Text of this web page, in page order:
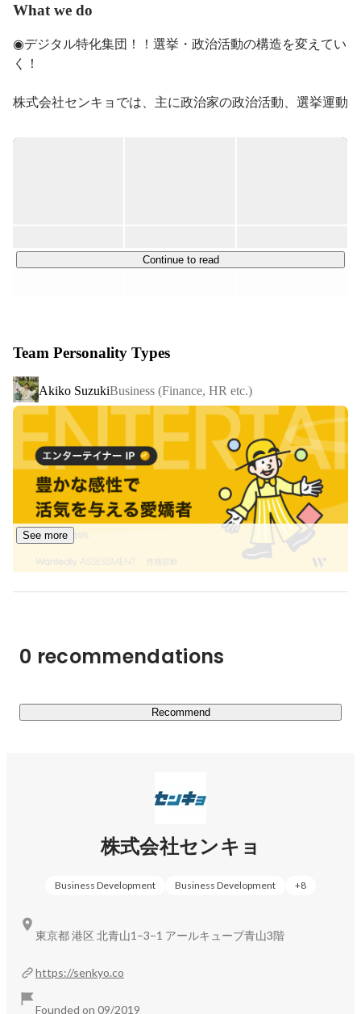
不動産営業、総務、営業事務、人材育成、研修講師、採
（ネイリスト、占い師、占い講師）
What we do
◉デジタル特化集団！！選挙・政治活動の構造を変えてい
く！
株式会社センキョでは、主に政治家の政治活動、選挙運動
での作業量の多さをテクノロジーの側面から解決していく
スマート選挙は選挙・政治活動を効率的にサポートし、政
ジタル技術を用いて、データの管理・活用だけでなく、使
いやすさにも特化したサービスとなっています。現在も、
多くの衆議院議員・参議院をはじめとする政治家の方達に
使っていただき、2019年に行われた地方統一選挙では、
新人を含むユーザーの約90%が当選するなどの実績を残し
ています。今後も政治活動のさらなる効率化、より円滑な
つながりの場としてのプラットフォーム構築のため、新機
能を続々開発しています。
Continue to read
Team Personality Types
Akiko SuzukiBusiness (Finance, HR etc.)
See more
0 recommendations
Recommend
株式会社センキョ
Business Development Business Development +8
https://senkyo.co
Founded on 09/2019
東京都 港区 北青山1−3−1 アールキューブ青山3階